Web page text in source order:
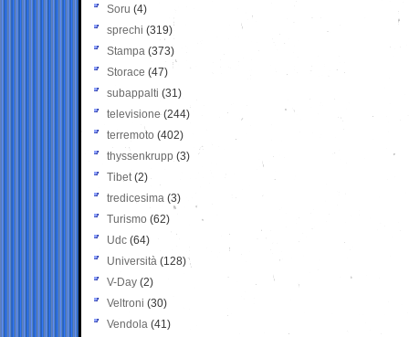
Soru (4)
sprechi (319)
Stampa (373)
Storace (47)
subappalti (31)
televisione(244)
terremoto (402)
thyssenkrupp (3)
Tibet(2)
tredicesima (3)
Turismo (62)
Udc (64)
Università (128)
V-Day (2)
Veltroni (30)
Vendola (41)